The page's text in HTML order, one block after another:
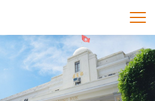
打